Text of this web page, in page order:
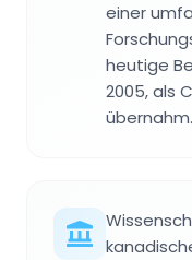
einer
heutige
2005, als
übernahm.